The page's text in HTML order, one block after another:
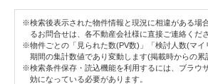
※検索後表示された物件情報と現況に相違がある場
るお問合せは、各不動産会社様に直接ご連絡くださ
※物件ごとの「見られた数(PV数)」「検討人数(マイ
期間の集計数値であり変動します(掲載時からの累
※検索条件保存・読込機能を利用するには、ブラウ
効になっている必要があります。